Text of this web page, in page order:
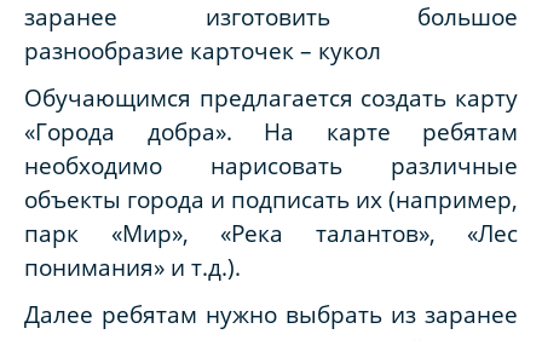
заранее изготовить большое
разнообразие карточек – кукол
Обучающимся предлагается создать карту
«Города добра». На карте ребятам
необходимо нарисовать различные
объекты города и подписать их (например,
парк «Мир», «Река талантов», «Лес
понимания» и т.д.).
Далее ребятам нужно выбрать из заранее